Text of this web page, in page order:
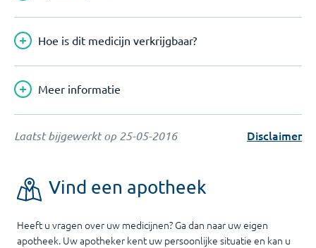
Hoe is dit medicijn verkrijgbaar?
Meer informatie
Laatst bijgewerkt op 25-05-2016 Disclaimer
Vind een apotheek
Heeft u vragen over uw medicijnen? Ga dan naar uw eigen
apotheek. Uw apotheker kent uw persoonlijke situatie en kan u